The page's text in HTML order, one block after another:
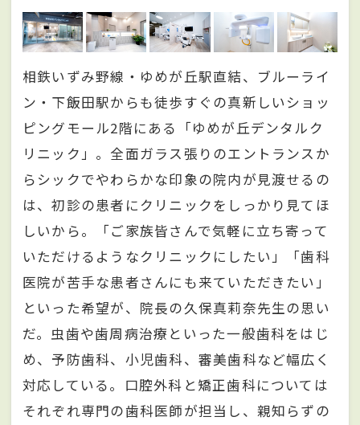
相鉄いずみ野線・ゆめが丘駅直結、ブルーライ
ン・下飯田駅からも徒歩すぐの真新しいショッ
ピングモール2階にある「ゆめが丘デンタルク
リニック」。全面ガラス張りのエントランスか
らシックでやわらかな印象の院内が見渡せるの
は、初診の患者にクリニックをしっかり見てほ
しいから。「ご家族皆さんで気軽に立ち寄って
いただけるようなクリニックにしたい」「歯科
医院が苦手な患者さんにも来ていただきたい」
といった希望が、院長の久保真莉奈先生の思い
だ。虫歯や歯周病治療といった一般歯科をはじ
め、予防歯科、小児歯科、審美歯科など幅広く
対応している。口腔外科と矯正歯科については
それぞれ専門の歯科医師が担当し、親知らずの